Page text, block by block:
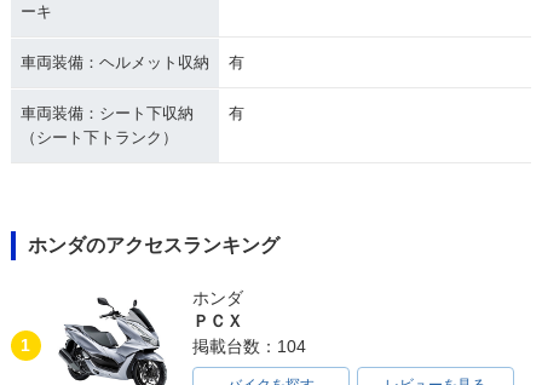
ーキ
車両装備：ヘルメット収納 有
車両装備：シート下収納
（シート下トランク）
有
ホンダのアクセスランキング
1
ホンダ
ＰＣＸ
掲載台数：104